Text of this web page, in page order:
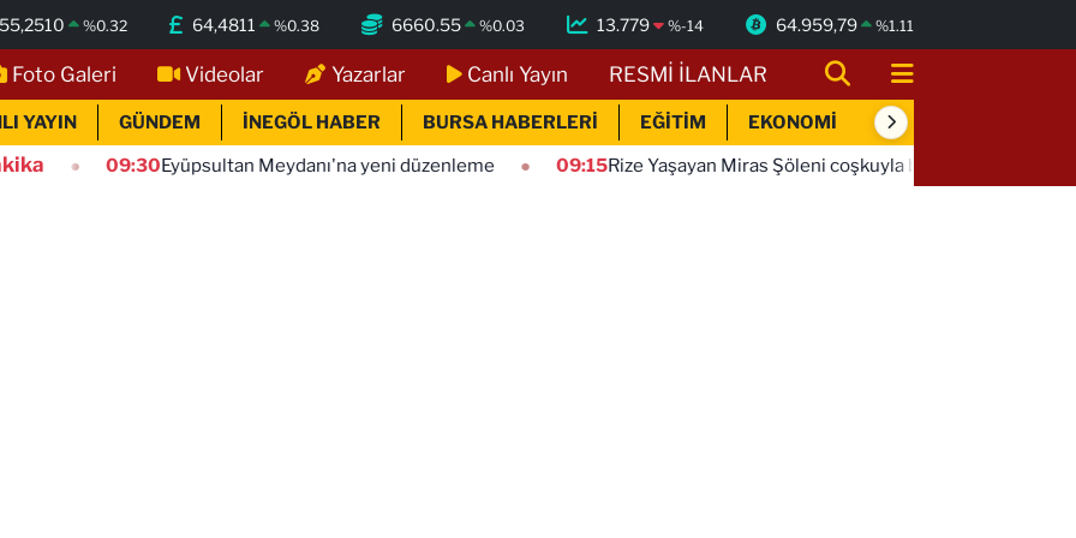
55,2510 %0.32 64,4811 %0.38 6660.55 %0.03 13.779 %-14 64.959,79 %1.11
Foto Galeri Videolar Yazarlar Canlı Yayın RESMİ İLANLAR
YAYIN GÜNDEM İNEGÖL HABER BURSA HABERLERİ EĞİTİM EKONOMİ SİYASET
09:30 Eyüpsultan Meydanı'na yeni düzenleme 09:15 Rize Yaşayan Miras Şöleni coşkuyla başladı